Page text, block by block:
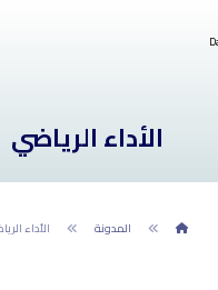
الأداء الرياضي
المدونة الأداء